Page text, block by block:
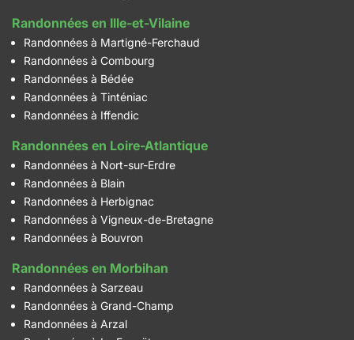
Randonnées en Ille-et-Vilaine
Randonnées à Martigné-Ferchaud
Randonnées à Combourg
Randonnées à Bédée
Randonnées à Tinténiac
Randonnées à Iffendic
Randonnées en Loire-Atlantique
Randonnées à Nort-sur-Erdre
Randonnées à Blain
Randonnées à Herbignac
Randonnées à Vigneux-de-Bretagne
Randonnées à Bouvron
Randonnées en Morbihan
Randonnées à Sarzeau
Randonnées à Grand-Champ
Randonnées à Arzal